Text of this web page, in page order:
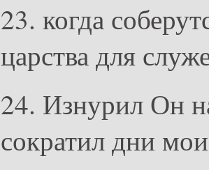
23. когда
царства для
24. Изнурил Он
сократил дни